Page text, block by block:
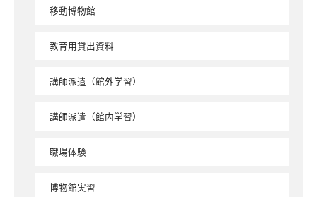
移動博物館
教育用貸出資料
講師派遣（館外学習）
講師派遣（館内学習）
職場体験
博物館実習